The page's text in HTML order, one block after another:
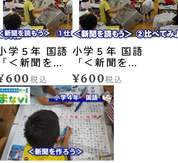
学５年 国語
「＜新聞を読
う＞①仕組
を知ろう」
税込
小学５年 国語
「＜新聞を読
もう＞②比べ
てみよう」
¥600税込